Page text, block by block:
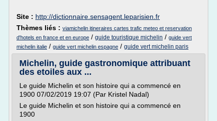
Site : http://dictionnaire.sensagent.leparisien.fr
Thèmes liés : viamichelin itineraires cartes trafic meteo et reservation
d'hotels en france et en europe / guide touristique michelin / guide vert
michelin italie / guide vert michelin espagne / guide vert michelin paris
Michelin, guide gastronomique attribuant
des etoiles aux ...
Le guide Michelin et son histoire qui a commencé en
1900 07/02/2019 19:07 (Par Kristel Nadal)
Le guide Michelin et son histoire qui a commencé en
1900